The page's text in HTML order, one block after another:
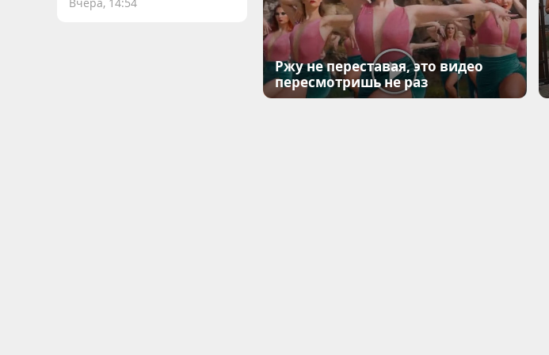
Ржу не переставая, это видео
пересмотришь не раз